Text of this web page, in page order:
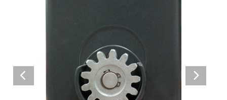
Previous